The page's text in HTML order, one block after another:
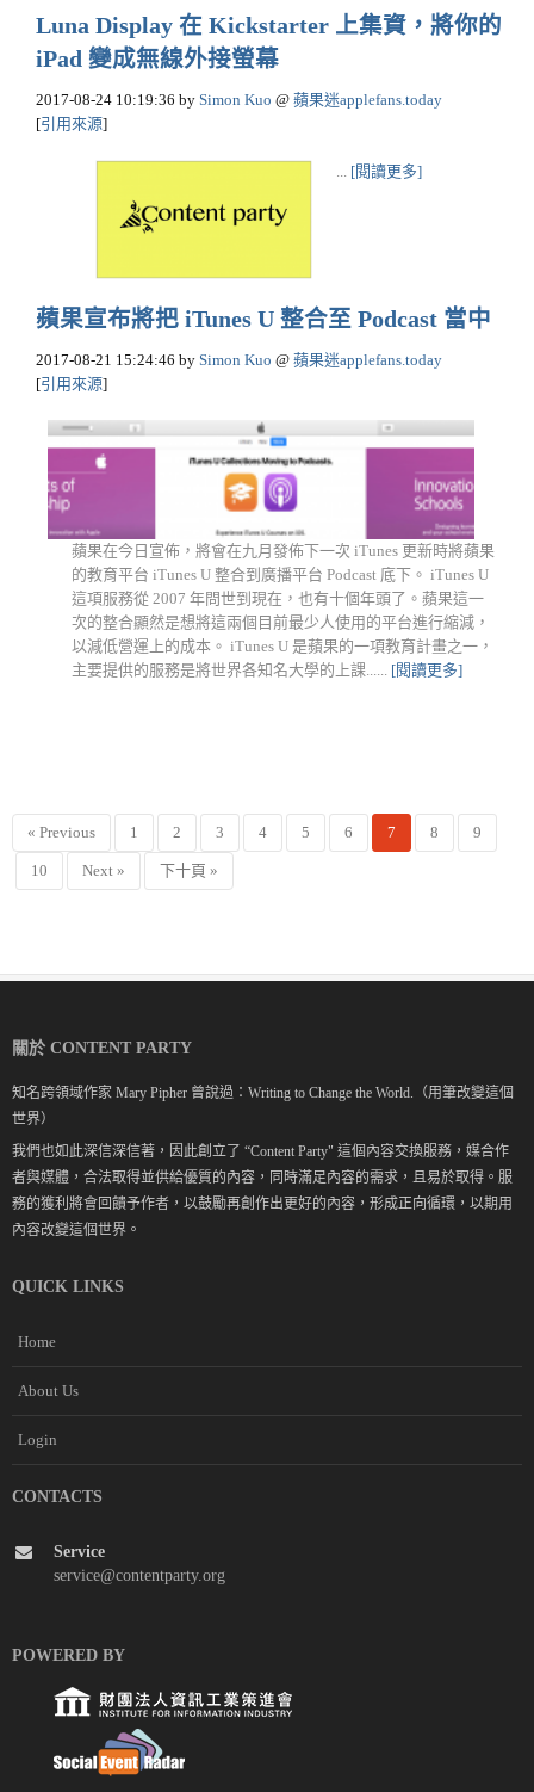
Luna Display 在 Kickstarter 上集資，將你的
iPad 變成無線外接螢幕
2017-08-24 10:19:36 by Simon Kuo @ 蘋果迷applefans.today
[引用來源]
... [閱讀更多]
蘋果宣布將把 iTunes U 整合至 Podcast 當中
2017-08-21 15:24:46 by Simon Kuo @ 蘋果迷applefans.today
[引用來源]
蘋果在今日宣佈，將會在九月發佈下一次 iTunes 更新時將蘋果
的教育平台 iTunes U 整合到廣播平台 Podcast 底下。 iTunes U
這項服務從 2007 年問世到現在，也有十個年頭了。蘋果這一
次的整合顯然是想將這兩個目前最少人使用的平台進行縮減，
以減低營運上的成本。 iTunes U 是蘋果的一項教育計畫之一，
主要提供的服務是將世界各知名大學的上課...... [閱讀更多]
« Previous 1 2 3 4 5 6 7 8 9
10 Next » 下十頁 »
關於 CONTENT PARTY
知名跨領域作家 Mary Pipher 曾說過：Writing to Change the World.（用筆改變這個
世界）
我們也如此深信深信著，因此創立了 “Content Party" 這個內容交換服務，媒合作
者與媒體，合法取得並供給優質的內容，同時滿足內容的需求，且易於取得。服
務的獲利將會回饋予作者，以鼓勵再創作出更好的內容，形成正向循環，以期用
內容改變這個世界。
QUICK LINKS
Home
About Us
Login
CONTACTS
Service
service@contentparty.org
POWERED BY